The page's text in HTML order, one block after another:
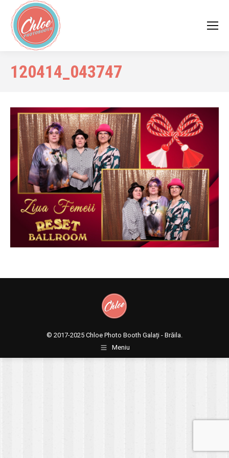
120414_043747
© 2017-2025 Chloe Photo Booth Galați - Brăila.
Meniu